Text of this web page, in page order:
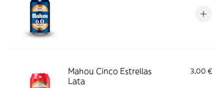
Mahou Cinco Estrellas
Lata
3,00 €